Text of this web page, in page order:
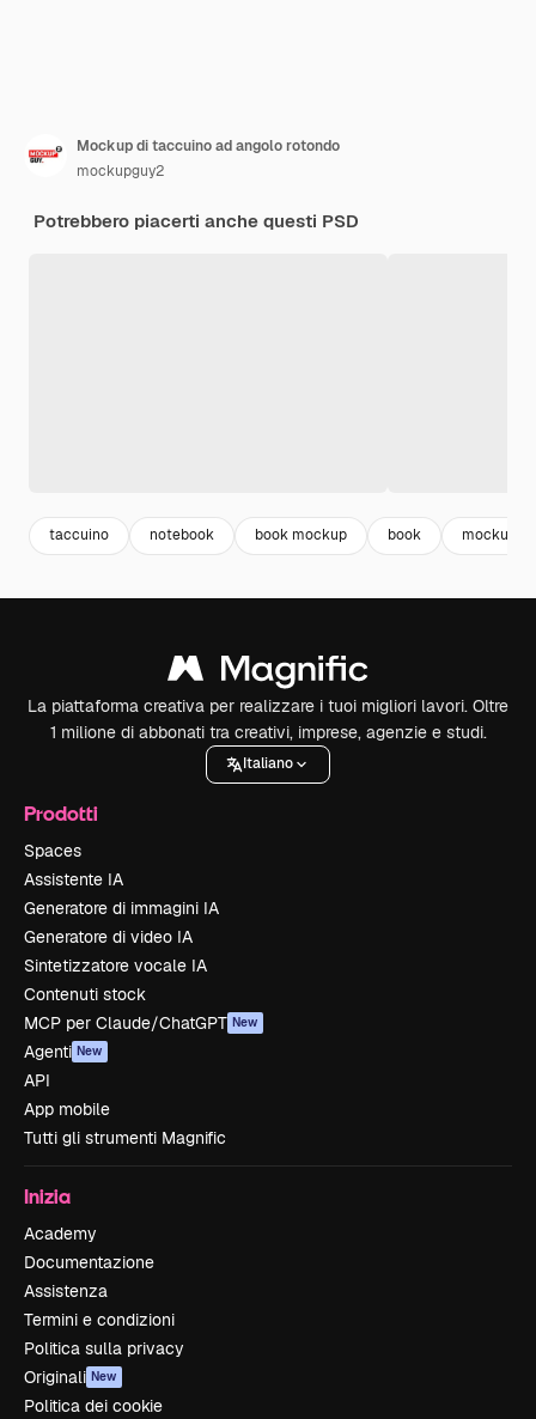
Mockup di taccuino ad angolo rotondo
mockupguy2
Potrebbero piacerti anche questi PSD
taccuino notebook book mockup book mockup
La piattaforma creativa per realizzare i tuoi migliori lavori. Oltre
1 milione di abbonati tra creativi, imprese, agenzie e studi.
Italiano
Prodotti
Spaces
Assistente IA
Generatore di immagini IA
Generatore di video IA
Sintetizzatore vocale IA
Contenuti stock
MCP per Claude/ChatGPT New
Agenti New
API
App mobile
Tutti gli strumenti Magnific
Inizia
Academy
Documentazione
Assistenza
Termini e condizioni
Politica sulla privacy
Originali New
Politica dei cookie